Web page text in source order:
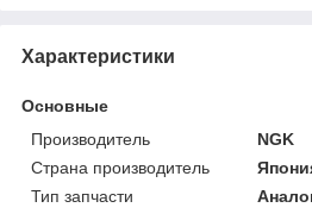
Характеристики
Основные
Производитель
NGK
Страна производитель
Тип запчасти